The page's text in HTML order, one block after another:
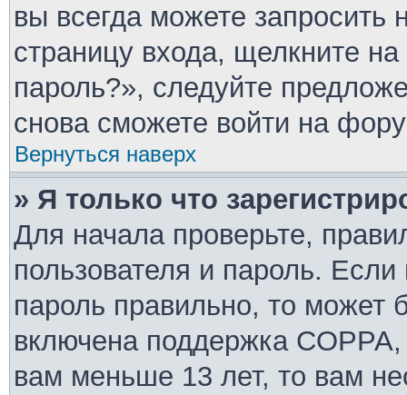
вы всегда можете запросить
страницу входа, щелкните
пароль?», следуйте
снова сможете войти на
Вернуться наверх
» Я только что
Для начала проверьте,
пользователя и пароль.
пароль правильно, то может
включена поддержка
вам меньше 13 лет, то вам